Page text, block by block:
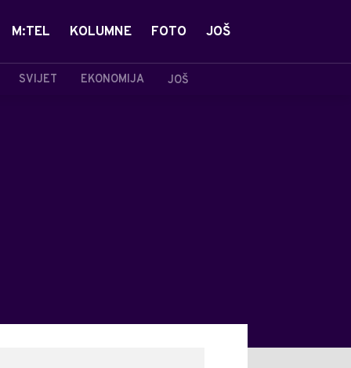
SVIJET EKONOMIJA JOŠ
M:TEL KOLUMNE FOTO JOŠ